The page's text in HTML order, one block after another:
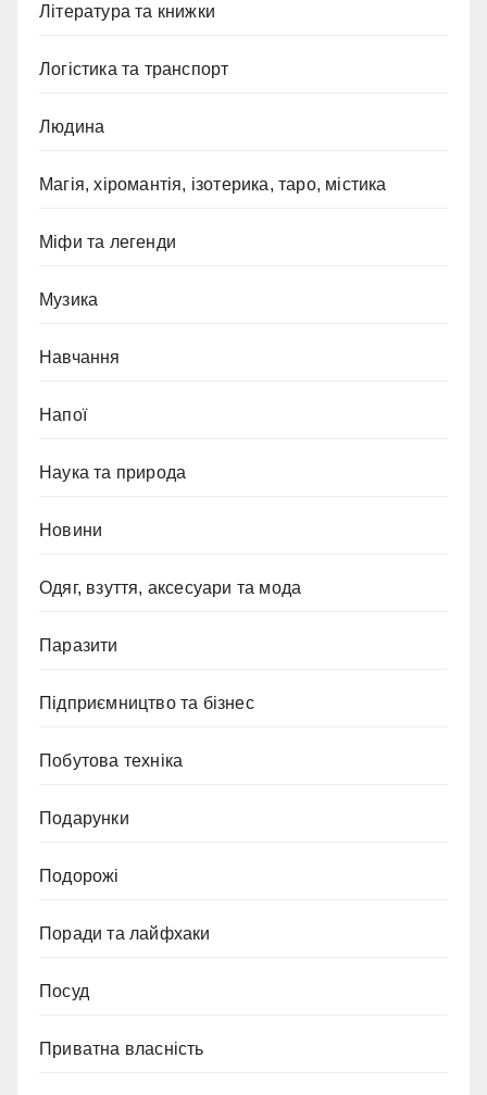
Література та книжки
Логістика та транспорт
Людина
Магія, хіромантія, ізотерика, таро, містика
Міфи та легенди
Музика
Навчання
Напої
Наука та природа
Новини
Одяг, взуття, аксесуари та мода
Паразити
Підприємництво та бізнес
Побутова техніка
Подарунки
Подорожі
Поради та лайфхаки
Посуд
Приватна власність